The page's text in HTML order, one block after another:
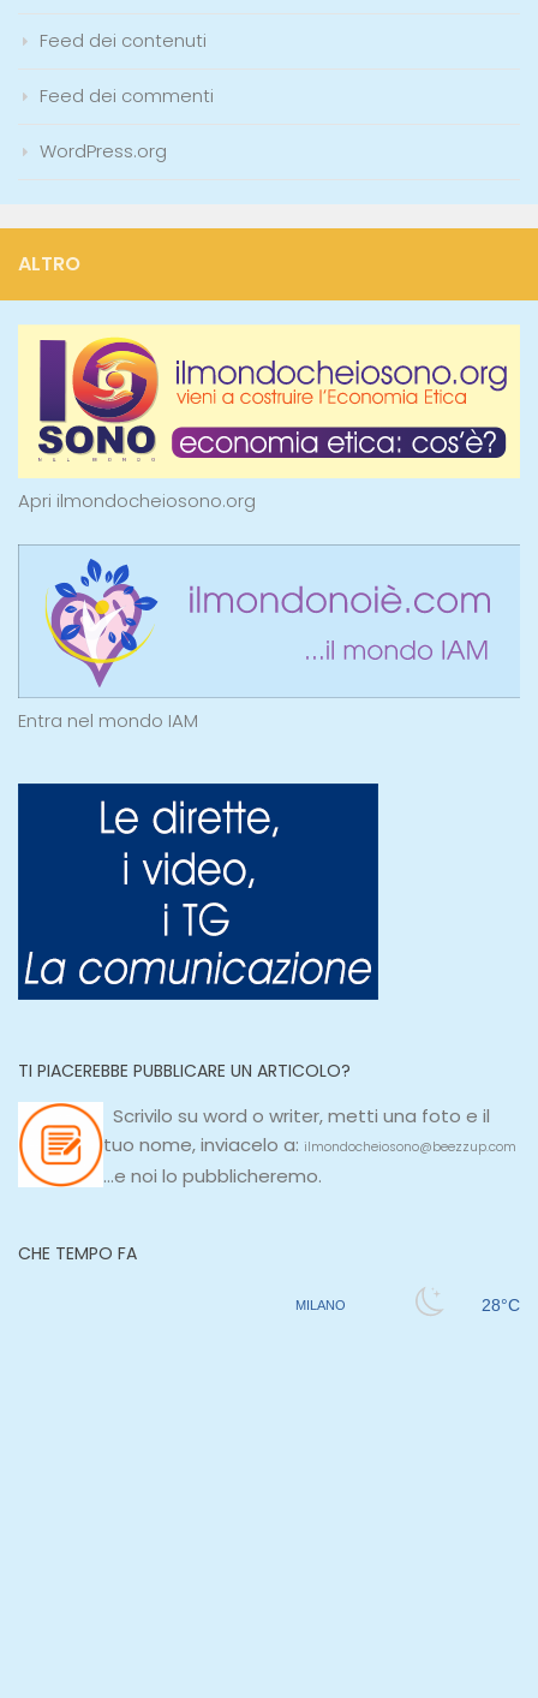
Feed dei contenuti
Feed dei commenti
WordPress.org
ALTRO
Apri ilmondocheiosono.org
Entra nel mondo IAM
TI PIACEREBBE PUBBLICARE UN ARTICOLO?
Scrivilo su word o writer, metti una foto e il
tuo nome, inviacelo a: ilmondocheiosono@beezzup.com
...e noi lo pubblicheremo.
CHE TEMPO FA